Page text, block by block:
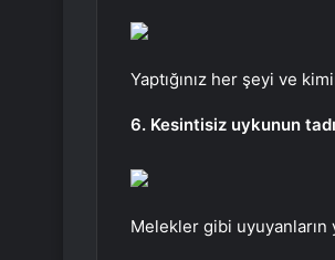
Yaptığınız her şeyi ve
6. Kesintisiz uykunun
Melekler gibi